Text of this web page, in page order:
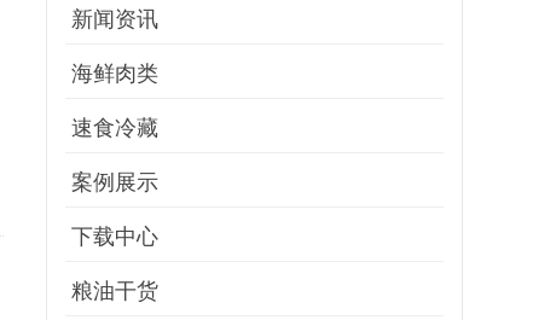
新闻资讯
海鲜肉类
速食冷藏
案例展示
下载中心
粮油干货